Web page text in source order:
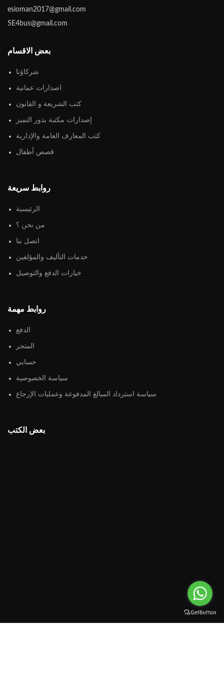
esioman2017@gmail.com
SE4bus@gmail.com
بعض الاقسام
شركاؤنا
اصدارات عمانية
كتب الشريعة و القانون
إصدارات مكتبة بذور التميز
كتب المعارف العامة والإدارية
قصص أطفال
روابط سريعة
الرئيسية
من نحن ؟
اتصل بنا
خدمات التأليف والمؤلفين
خيارات الدفع والتوصيل
روابط مهمة
الدفع
المتجر
حسابي
سياسة الخصوصية
سياسة استرداد المبالغ المدفوعة وعمليات الإرجاع
بعض الكتب